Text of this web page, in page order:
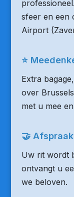
sfeer en een
Airport
⭐
Extra
over
met u mee
🤝
Uw rit wordt
ontvangt u
we beloven.